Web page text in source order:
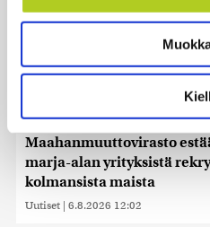
ominaispiirteitä
Lue lisää siitä, miten
suostumustasi tai peruuttaa
evästeilmoituksessa.
Käytämme evästeitä
räätälöimiseen, sosiaalisen
tukemiseen ja
Japaninmerelle
Maahanmuuttovirasto
marja-alan yrityksistä
kolmansista maista
Uutiset | 6.8.2026 12:02